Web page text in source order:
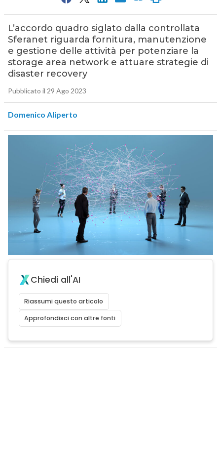
L’accordo quadro siglato dalla controllata
Sferanet riguarda fornitura, manutenzione
e gestione delle attività per potenziare la
storage area network e attuare strategie di
disaster recovery
Pubblicato il 29 Ago 2023
Domenico Aliperto
Chiedi all'AI
Riassumi questo articolo
Approfondisci con altre fonti